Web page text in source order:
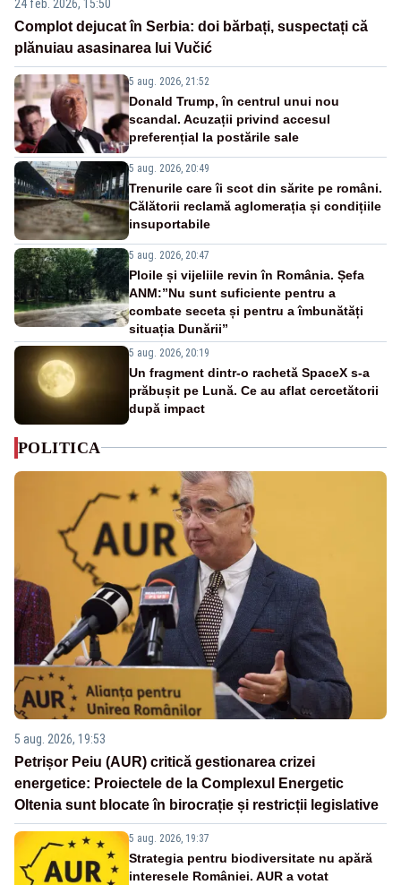
24 feb. 2026, 15:50
Complot dejucat în Serbia: doi bărbați, suspectați că
plănuiau asasinarea lui Vučić
5 aug. 2026, 21:52
Donald Trump, în centrul unui nou
scandal. Acuzații privind accesul
preferențial la postările sale
5 aug. 2026, 20:49
Trenurile care îi scot din sărite pe români.
Călătorii reclamă aglomerația și condițiile
insuportabile
5 aug. 2026, 20:47
Ploile și vijeliile revin în România. Șefa
ANM:”Nu sunt suficiente pentru a
combate seceta și pentru a îmbunătăți
situația Dunării”
5 aug. 2026, 20:19
Un fragment dintr-o rachetă SpaceX s-a
prăbușit pe Lună. Ce au aflat cercetătorii
după impact
POLITICA
5 aug. 2026, 19:53
Petrișor Peiu (AUR) critică gestionarea crizei
energetice: Proiectele de la Complexul Energetic
Oltenia sunt blocate în birocrație și restricții legislative
5 aug. 2026, 19:37
Strategia pentru biodiversitate nu apără
interesele României. AUR a votat